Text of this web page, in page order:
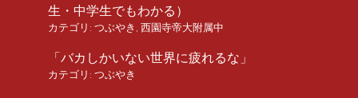
生・中学生でもわかる）
カテゴリ: つぶやき , 西園寺帝大附属中
「バカしかいない世界に疲れるな」
カテゴリ: つぶやき